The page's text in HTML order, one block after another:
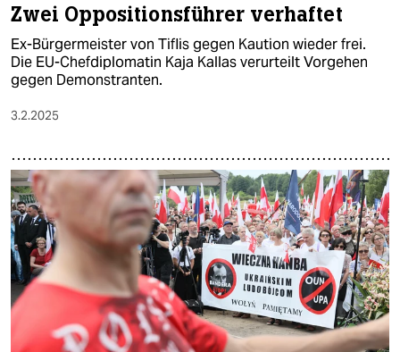
Zwei Oppositionsführer verhaftet
Ex-Bürgermeister von Tiflis gegen Kaution wieder frei.
Die EU-Chefdiplomatin Kaja Kallas verurteilt Vorgehen
gegen Demonstranten.
3.2.2025